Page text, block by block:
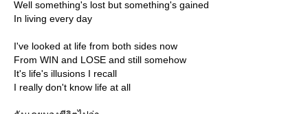
Well something's lost but something's gained
In living every day
I've looked at life from both sides now
From WIN and LOSE and still somehow
It's life's illusions I recall
I really don't know life at all